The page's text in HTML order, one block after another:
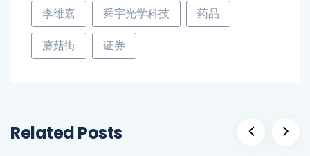
李维嘉 舜宇光学科技 药品
蘑菇街 证券
Related Posts